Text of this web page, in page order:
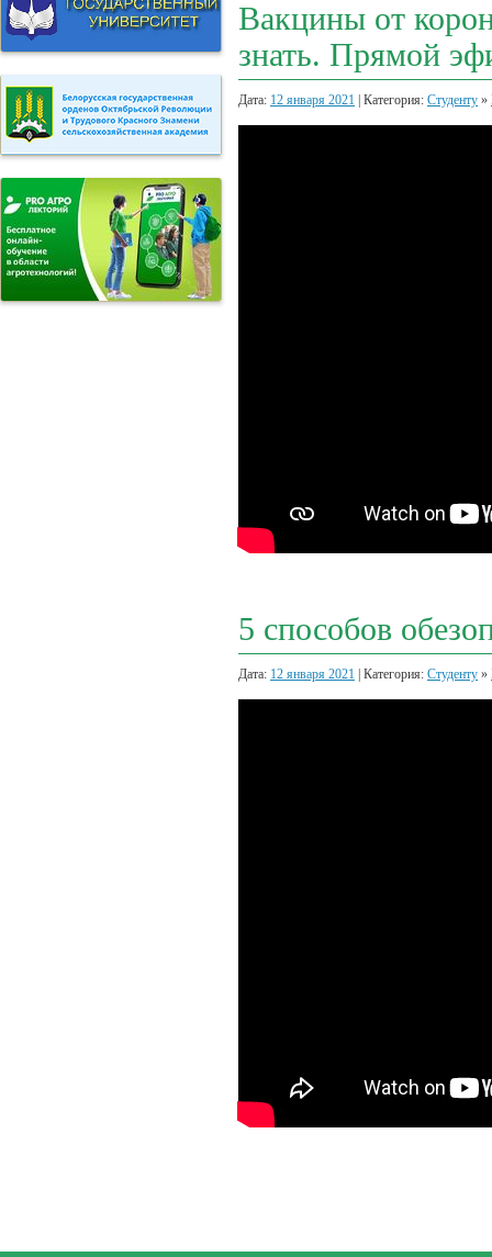
Вакцины от
знать. Прямой
Дата: 12 января 2021 | Категория: Студенту »
5 способов
Дата: 12 января 2021 | Категория: Студенту »